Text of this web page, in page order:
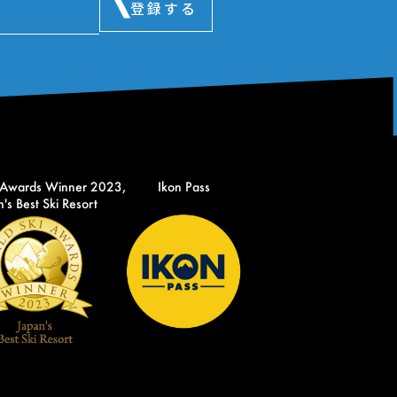
登録する
Winner 2023,
Best Ski Resort
Ikon Pass